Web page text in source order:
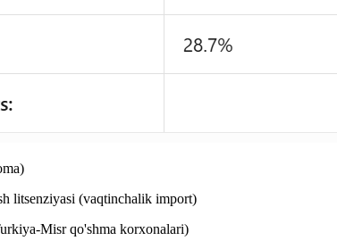
litsenziyasi (vaqtinchalik import)
Misr qo'shma korxonalari)